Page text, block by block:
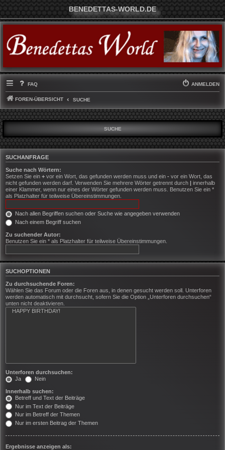
BENEDETTAS-WORLD.DE
FAQ ANMELDEN
FOREN-ÜBERSICHT SUCHE
SUCHE
SUCHANFRAGE
Suche nach Wörtern:
Setzen Sie ein + vor ein Wort, das gefunden werden muss und ein - vor ein Wort, das
nicht gefunden werden darf. Verwenden Sie mehrere Wörter getrennt durch
innerhalb
einer Klammer, wenn nur eines der Wörter gefunden werden muss. Benutzen Sie ein *
als Platzhalter für teilweise Übereinstimmungen.
Nach allen Begriffen suchen oder Suche wie angegeben verwenden
Nach einem Begriff suchen
Zu suchender Autor:
Benutzen Sie ein * als Platzhalter für teilweise Übereinstimmungen.
SUCHOPTIONEN
Zu durchsuchende Foren:
Wählen Sie das Forum oder die Foren aus, in denen gesucht werden soll. Unterforen
werden automatisch mit durchsucht, sofern Sie die Option „Unterforen durchsuchen“
unten nicht deaktivieren.
Unterforen durchsuchen:
Ja
Nein
Innerhalb suchen:
Betreff und Text der Beiträge
Nur im Text der Beiträge
Nur im Betreff der Themen
Nur im ersten Beitrag der Themen
Ergebnisse anzeigen als: